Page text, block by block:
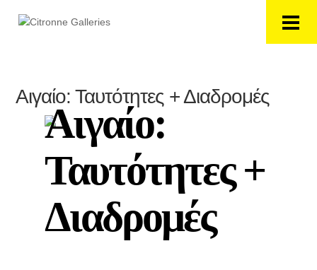
Αιγαίο: Ταυτότητες + Διαδρομές
Αιγαίο:
Ταυτότητες +
Διαδρομές